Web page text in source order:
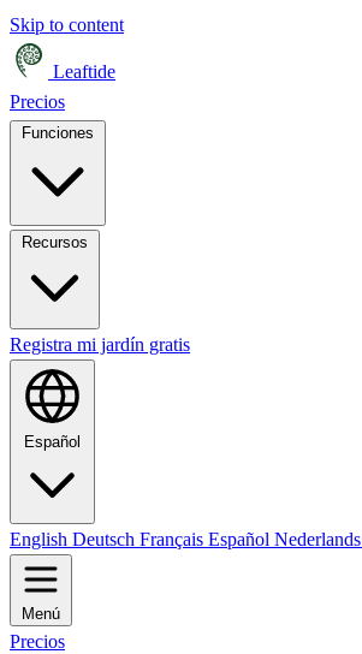
Skip to content
Leaftide
Precios
Registra mi jardín gratis
Español
English Deutsch Français Español Nederlands
Menú
Precios